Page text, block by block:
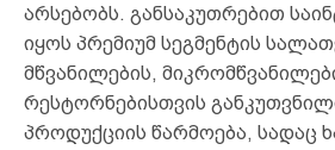
არსებობს. განსაკუთრებით
იყოს პრემიუმ სეგმენტის
მწვანილების,
რესტორნებისთვის
პროდუქციის წარმოება, სადაც